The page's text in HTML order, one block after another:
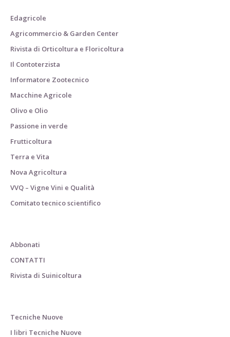
Edagricole
Agricommercio & Garden Center
Rivista di Orticoltura e Floricoltura
Il Contoterzista
Informatore Zootecnico
Macchine Agricole
Olivo e Olio
Passione in verde
Frutticoltura
Terra e Vita
Nova Agricoltura
VVQ – Vigne Vini e Qualità
Comitato tecnico scientifico
Abbonati
CONTATTI
Rivista di Suinicoltura
Tecniche Nuove
I libri Tecniche Nuove